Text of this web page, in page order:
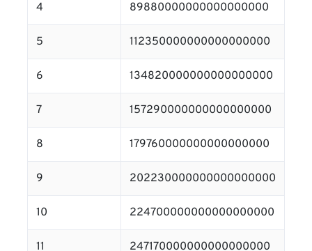
4 89880000000000000000
5 112350000000000000000
6 134820000000000000000
7 157290000000000000000
8 179760000000000000000
9 202230000000000000000
10 224700000000000000000
11 247170000000000000000